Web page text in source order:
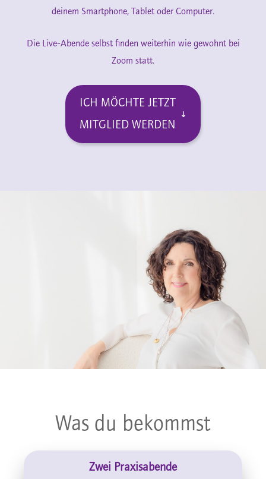
deinem Smartphone, Tablet oder Computer.
Die Live-Abende selbst finden weiterhin wie gewohnt bei
Zoom statt.
ICH MÖCHTE JETZT
MITGLIED WERDEN
Was du bekommst
Zwei Praxisabende